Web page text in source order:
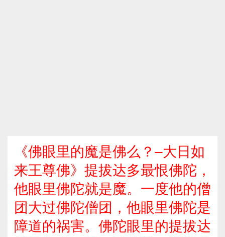
《佛眼里的魔是佛么？–大日如
来王尊佛》提拔达多最恨佛陀，
他眼里佛陀就是魔。一度他的僧
团大过佛陀僧团，他眼里佛陀是
障道的祸害。佛陀眼里的提拔达